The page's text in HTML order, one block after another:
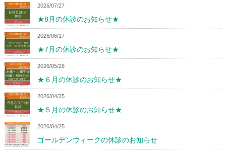
2026/07/27
★8月の休診のお知らせ★
2026/06/17
★7月の休診のお知らせ★
2026/05/26
★６月の休診のお知らせ★
2026/04/25
★５月の休診のお知らせ★
2026/04/25
ゴールデンウィークの休診のお知らせ